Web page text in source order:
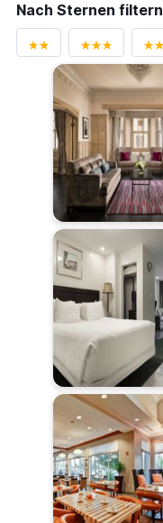
Nach Sternen filtern